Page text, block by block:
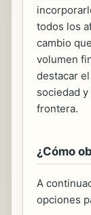
todos los
cambio
volumen
destacar
sociedad
frontera.
¿Cómo
A
opciones